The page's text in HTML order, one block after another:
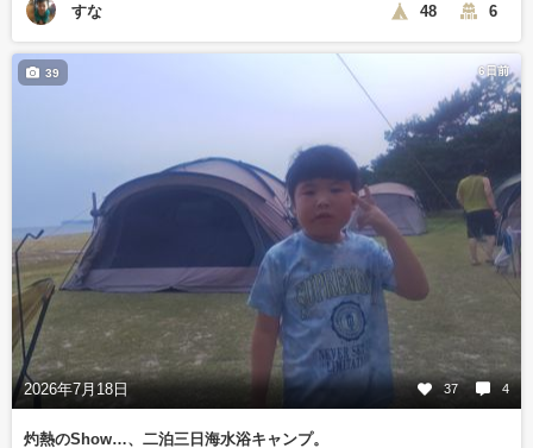
すな 48 6
6日前
2026年7月18日 37 4
39
灼熱のShow…、二泊三日海水浴キャンプ。